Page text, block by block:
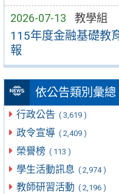
2026-07-13 教學組
115年度金融基礎教
報
依公告類別彙總
行政公告 ( 3,619 )
政令宣導 ( 2,409 )
榮譽榜 ( 113 )
學生活動訊息 ( 2,974 )
教師研習活動 ( 2,196 )